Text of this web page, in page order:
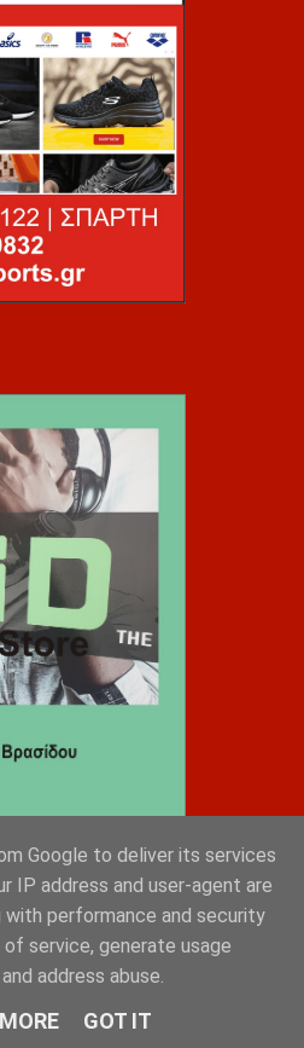
Google to deliver its services
IP address and user-agent are
with performance and security
service, generate usage
address abuse.
GOT IT